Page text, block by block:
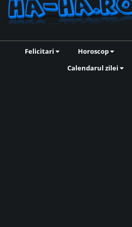
Felicitari Horoscop
Calendarul zilei